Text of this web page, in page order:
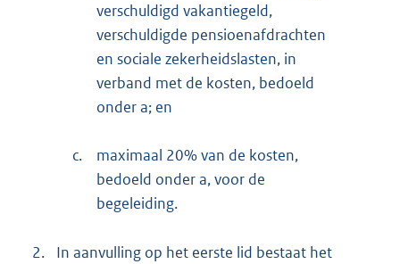
verschuldigd vakantiegeld,
verschuldigde pensioenafdrachten
en sociale zekerheidslasten, in
verband met de kosten, bedoeld
onder a; en
c.
maximaal 20% van de kosten,
bedoeld onder a, voor de
begeleiding.
2.
In aanvulling op het eerste lid bestaat het